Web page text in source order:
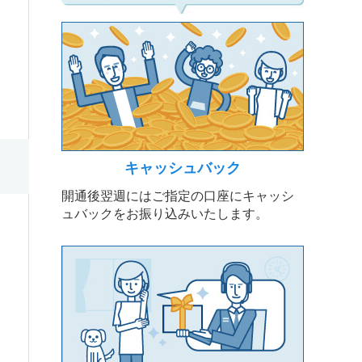
キャッシュバック
開通後翌週にはご指定の口座にキャッシ
ュバックをお振り込みいたします。